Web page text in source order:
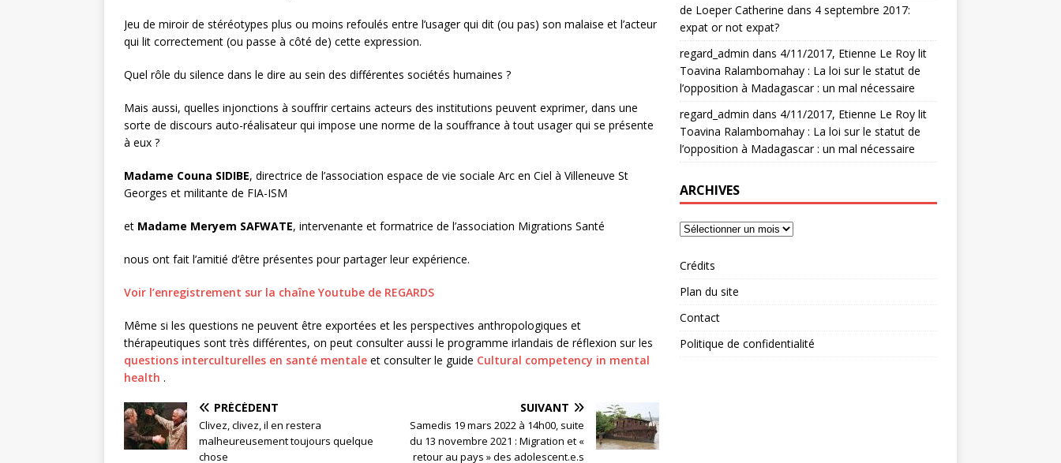
Jeu de miroir de stéréotypes plus ou moins refoulés entre l’usager qui dit (ou pas) son malaise et l’acteur
qui lit correctement (ou passe à côté de) cette expression.
Quel rôle du silence dans le dire au sein des différentes sociétés humaines ?
Mais aussi, quelles injonctions à souffrir certains acteurs des institutions peuvent exprimer, dans une
sorte de discours auto-réalisateur qui impose une norme de la souffrance à tout usager qui se présente
à eux ?
Madame Couna SIDIBE, directrice de l’association espace de vie sociale Arc en Ciel à Villeneuve St
Georges et militante de FIA-ISM
et Madame Meryem SAFWATE, intervenante et formatrice de l’association Migrations Santé
nous ont fait l’amitié d’être présentes pour partager leur expérience.
Voir l’enregistrement sur la chaîne Youtube de REGARDS
Même si les questions ne peuvent être exportées et les perspectives anthropologiques et
thérapeutiques sont très différentes, on peut consulter aussi le programme irlandais de réflexion sur les
questions interculturelles en santé mentale et consulter le guide Cultural competency in mental
health .
PRÉCÉDENT
Clivez, clivez, il en restera
malheureusement toujours quelque
chose
SUIVANT
Samedis 19 mars 2022 à 14h00, suite
du 13 novembre 2021 : Migration et «
retour au pays » des adolescent.e.s
de Loeper Catherine dans 4 septembre 2017:
expat or not expat?
regard_admin dans 4/11/2017, Etienne Le Roy lit
Toavina Ralambomahay : La loi sur le statut de
l’opposition à Madagascar : un mal nécessaire
regard_admin dans 4/11/2017, Etienne Le Roy lit
Toavina Ralambomahay : La loi sur le statut de
l’opposition à Madagascar : un mal nécessaire
ARCHIVES
Crédits
Plan du site
Contact
Politique de confidentialité